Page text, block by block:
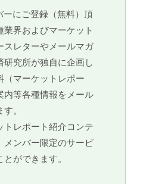
ーにご登録（無料）頂
業界およびマーケット
スレターやメールマガ
研究所が独自に企画し
（マーケットレポー
内等各種情報をメール
。
トレポート紹介コンテ
メンバー限定のサービ
ができます。